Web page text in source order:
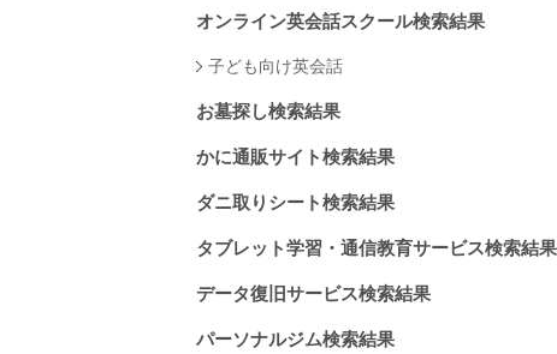
オンライン英会話スクール検索結果
子ども向け英会話
お墓探し検索結果
かに通販サイト検索結果
ダニ取りシート検索結果
タブレット学習・通信教育サービス検索結果
データ復旧サービス検索結果
パーソナルジム検索結果